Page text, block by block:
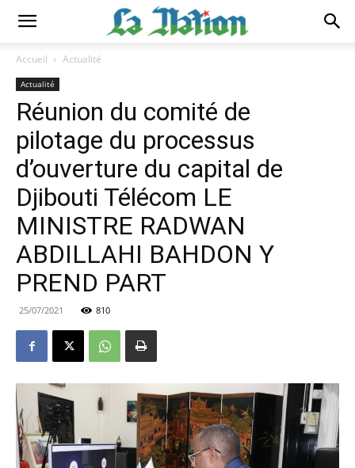
Accueil Actualité
Actualité
Réunion du comité de
pilotage du processus
d’ouverture du capital de
Djibouti Télécom LE
MINISTRE RADWAN
ABDILLAHI BAHDON Y
PREND PART
25/07/2021 810